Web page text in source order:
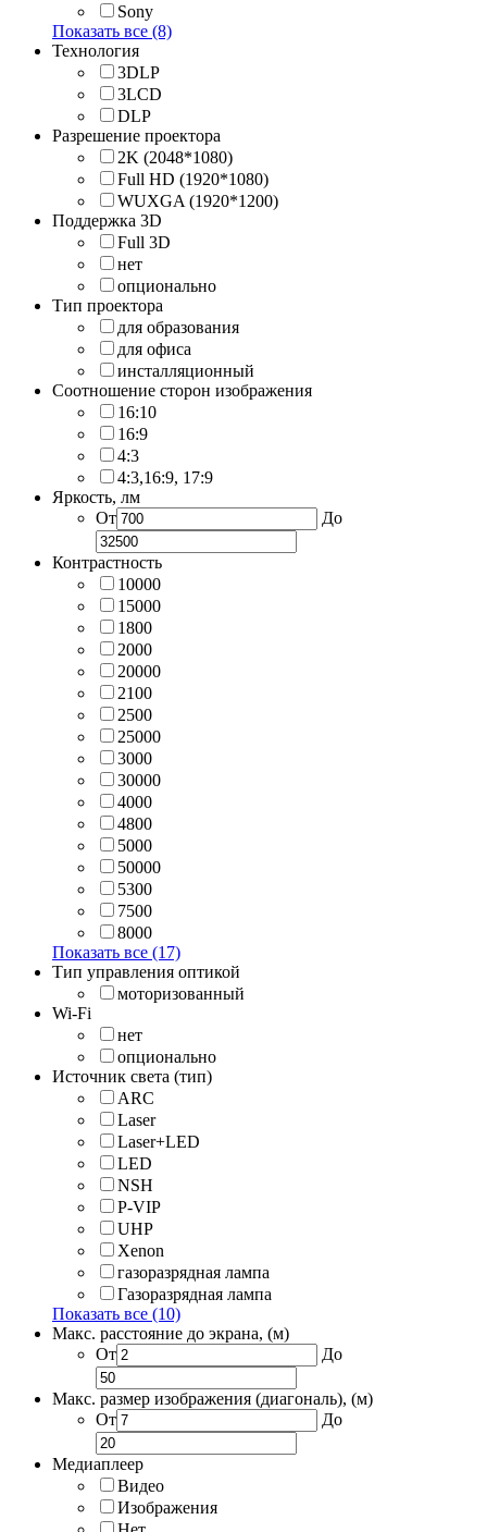
Sony
Показать все (8)
Технология
3DLP
3LCD
DLP
Разрешение проектора
2K (2048*1080)
Full HD (1920*1080)
WUXGA (1920*1200)
Поддержка 3D
Full 3D
нет
опционально
Тип проектора
для образования
для офиса
инсталляционный
Соотношение сторон изображения
16:10
16:9
4:3
4:3,16:9, 17:9
Яркость, лм
От
До
Контрастность
10000
15000
1800
2000
20000
2100
2500
25000
3000
30000
4000
4800
5000
50000
5300
7500
8000
Показать все (17)
Тип управления оптикой
моторизованный
Wi-Fi
нет
опционально
Источник света (тип)
ARC
Laser
Laser+LED
LED
NSH
P-VIP
UHP
Xenon
газоразрядная лампа
Газоразрядная лампа
Показать все (10)
Макс. расстояние до экрана, (м)
От
До
Макс. размер изображения (диагональ), (м)
От
До
Медиаплеер
Видео
Изображения